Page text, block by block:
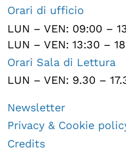
Orari di ufficio
LUN – VEN: 09:00 –
LUN – VEN: 13:30 –
Orari Sala di Lettura
LUN – VEN: 9.30 –
Newsletter
Privacy & Cookie
Credits